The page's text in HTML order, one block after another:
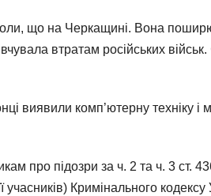
що на Черкащині. Вона
втратам російських
виявили комп’ютерну техніку
про підозри за ч. 2 та ч. 3
учасників) Кримінального кодексу